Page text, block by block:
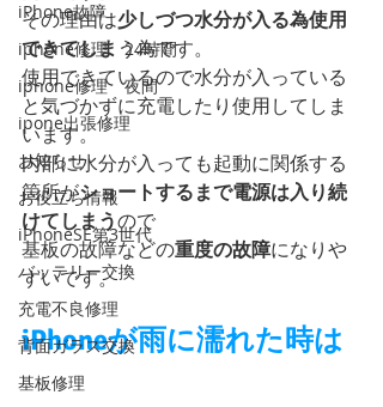
iPhone故障
iphone修理 24時間
iphone修理 夜間
ipone出張修理
お知らせ
お役立ち情報
iPhoneSE第3世代
バッテリー交換
充電不良修理
背面ガラス交換
基板修理
その理由は少しづつ水分が入る為使用
できてしま う為です。
使用できているので水分が入っている
と気づかずに充電したり使用してしま
います。
内部に水分が入っても起動に関係する
箇所がショートするまで電源は入り続
けてしまうので
基板の故障などの重度の故障になりや
すいです。
iPhoneが雨に濡れた時は